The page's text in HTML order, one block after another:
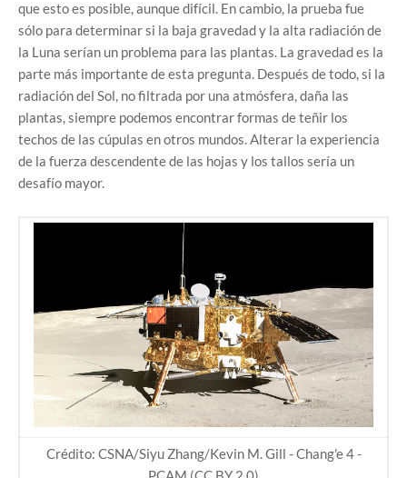
que esto es posible, aunque difícil. En cambio, la prueba fue
sólo para determinar si la baja gravedad y la alta radiación de
la Luna serían un problema para las plantas. La gravedad es la
parte más importante de esta pregunta. Después de todo, si la
radiación del Sol, no filtrada por una atmósfera, daña las
plantas, siempre podemos encontrar formas de teñir los
techos de las cúpulas en otros mundos. Alterar la experiencia
de la fuerza descendente de las hojas y los tallos sería un
desafío mayor.
Crédito: CSNA/Siyu Zhang/Kevin M. Gill - Chang'e 4 -